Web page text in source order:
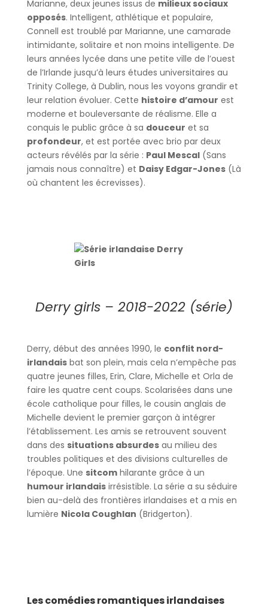
Marianne, deux jeunes issus de milieux sociaux
opposés. Intelligent, athlétique et populaire,
Connell est troublé par Marianne, une camarade
intimidante, solitaire et non moins intelligente. De
leurs années lycée dans une petite ville de l’ouest
de l’Irlande jusqu’à leurs études universitaires au
Trinity College, à Dublin, nous les voyons grandir et
leur relation évoluer. Cette histoire d’amour est
moderne et bouleversante de réalisme. Elle a
conquis le public grâce à sa douceur et sa
profondeur, et est portée avec brio par deux
acteurs révélés par la série : Paul Mescal(Sans
jamais nous connaître) et Daisy Edgar-Jones(Là
où chantent les écrevisses).
Derry girls – 2018-2022 (série)
Derry, début des années 1990, le conflit nord-
irlandaisbat son plein, mais cela n’empêche pas
quatre jeunes filles, Erin, Clare, Michelle et Orla de
faire les quatre cent coups. Scolarisées dans une
école catholique pour filles, le cousin anglais de
Michelle devient le premier garçon à intégrer
l’établissement. Les amis se retrouvent souvent
dans des situations absurdesau milieu des
troubles politiques et des divisions culturelles de
l’époque. Une sitcomhilarante grâce à un
humour irlandaisirrésistible. La série a su séduire
bien au-delà des frontières irlandaises et a mis en
lumière Nicola Coughlan (Bridgerton).
Les comédies romantiques irlandaises